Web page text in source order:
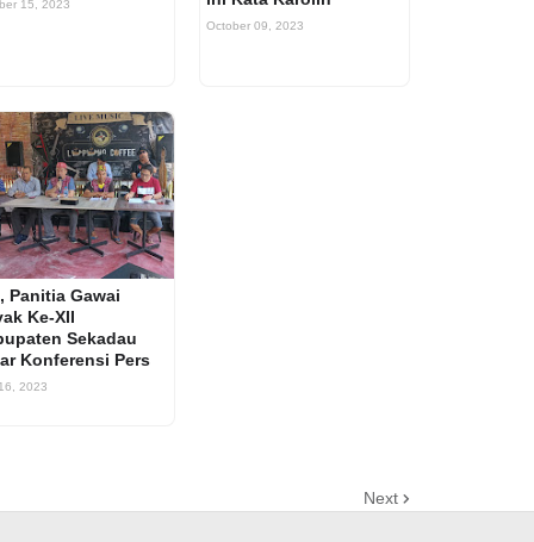
15, 2023
October 09, 2023
Panitia Gawai
Ke-XII
Sekadau
Konferensi Pers
2023
Next